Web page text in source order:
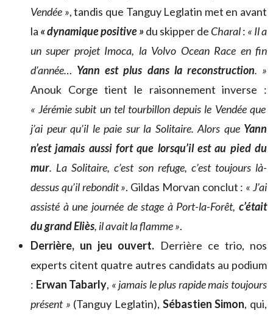
Vendée », tandis que Tanguy Leglatin met en avant
la « dynamique positive »du skipper de Charal: « Il a
un super projet Imoca, la Volvo Ocean Race en fin
d’année… Yann est plus dans la reconstruction. »
Anouk Corge tient le raisonnement inverse :
« Jérémie subit un tel tourbillon depuis le Vendée que
j’ai peur qu’il le paie sur la Solitaire. Alors que Yann
n’est jamais aussi fort que lorsqu’il est au pied du
mur. La Solitaire, c’est son refuge, c’est toujours là-
dessus qu’il rebondit ». Gildas Morvan conclut : « J’ai
assisté à une journée de stage à Port-la-Forêt, c’était
du grand Eliès, il avait la flamme ».
Derrière, un jeu ouvert. Derrière ce trio, nos
experts citent quatre autres candidats au podium
: Erwan Tabarly, « jamais le plus rapide mais toujours
présent » (Tanguy Leglatin), Sébastien Simon, qui,